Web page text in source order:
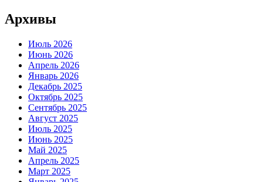
Архивы
Июль 2026
Июнь 2026
Апрель 2026
Январь 2026
Декабрь 2025
Октябрь 2025
Сентябрь 2025
Август 2025
Июль 2025
Июнь 2025
Май 2025
Апрель 2025
Март 2025